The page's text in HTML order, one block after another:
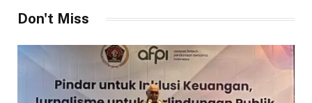
Don't Miss